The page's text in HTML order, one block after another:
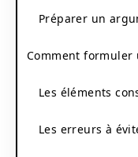
Préparer un
Comment formuler
Les éléments
Les erreurs à